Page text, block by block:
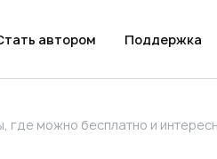
автором Поддержка
можно бесплатно и интересно